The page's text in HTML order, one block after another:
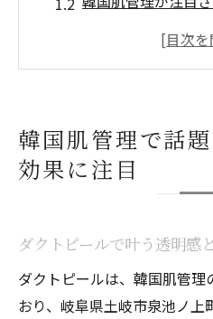
ダクトピールが美
肌悩みに寄り添うダク
ダクトピールの特
毛穴やくすみに対
法
敏感肌でも使える
利点
韓国肌管理で話
効果に注目
ダクトピールで叶う透明感
ダクトピールは、韓国肌管
おり、岐阜県土岐市泉池ノ上